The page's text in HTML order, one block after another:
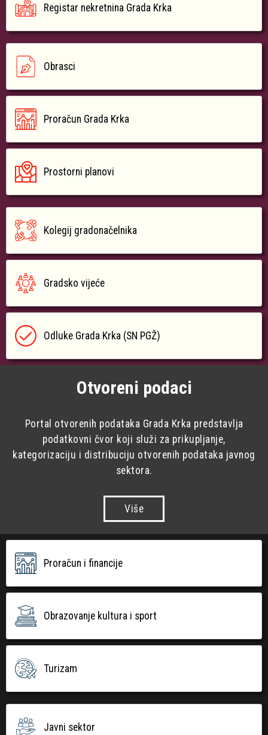
Registar nekretnina Grada Krka
Obrasci
Proračun Grada Krka
Prostorni planovi
Kolegij gradonačelnika
Gradsko vijeće
Odluke Grada Krka (SN PGŽ)
Otvoreni podaci
Portal otvorenih podataka Grada Krka predstavlja
podatkovni čvor koji služi za prikupljanje,
kategorizaciju i distribuciju otvorenih podataka javnog
sektora.
Više
Proračun i financije
Obrazovanje kultura i sport
Turizam
Javni sektor